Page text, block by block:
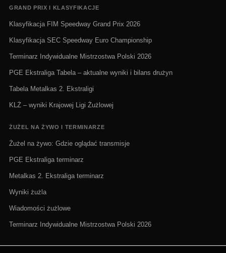
GRAND PRIX I KLASYFIKACJE
Klasyfikacja FIM Speedway Grand Prix 2026
Klasyfikacja SEC Speedway Euro Championship
Terminarz Indywidualne Mistrzostwa Polski 2026
PGE Ekstraliga Tabela – aktualne wyniki i bilans drużyn
Tabela Metalkas 2. Ekstraligi
KLŻ – wyniki Krajowej Ligi Żużlowej
ŻUŻEL NA ŻYWO I TERMINARZE
Żużel na żywo: Gdzie oglądać transmisje
PGE Ekstraliga terminarz
Metalkas 2. Ekstraliga terminarz
Wyniki żużla
Wiadomości żużlowe
Terminarz Indywidualne Mistrzostwa Polski 2026